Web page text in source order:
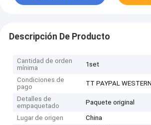
Descripción De Producto
Cantidad de orden
mínima
1set
Condiciones de
pago
TT PAYPAL
Detalles de
empaquetado
Paquete original
Lugar de origen
China